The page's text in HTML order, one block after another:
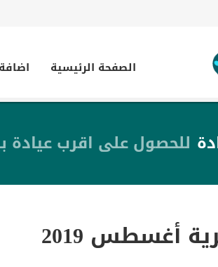
الصفحة الرئيسية
للحصول على اقرب عيادة
أغسطس 2019